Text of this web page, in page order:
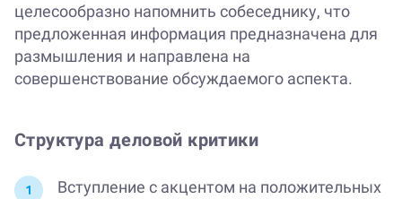
целесообразно напомнить собеседнику, что
предложенная информация предназначена для
размышления и направлена на
совершенствование обсуждаемого аспекта.
Структура деловой критики
Вступление с акцентом на положительных